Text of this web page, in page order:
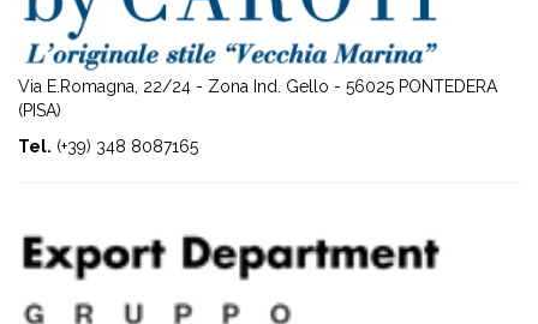
Via E.Romagna, 22/24 - Zona Ind. Gello - 56025 PONTEDERA
(PISA)
Tel. (+39) 348 8087165